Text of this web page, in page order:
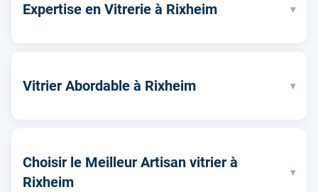
Expertise en Vitrerie à Rixheim ▾
Vitrier Abordable à Rixheim ▾
Choisir le Meilleur Artisan vitrier à
Rixheim
▾